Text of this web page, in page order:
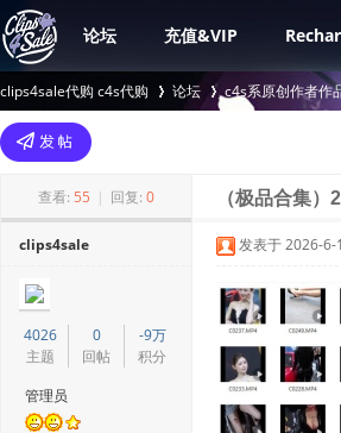
论坛 充值&VIP
clips4sale代购 c4s代购
>
论坛 c4s系原创作者作
查看: 55 | 回复: 0 （极品合集
clips4sale
4026
主题
0
回帖
-9万
积分
管理员
发表于 2026-